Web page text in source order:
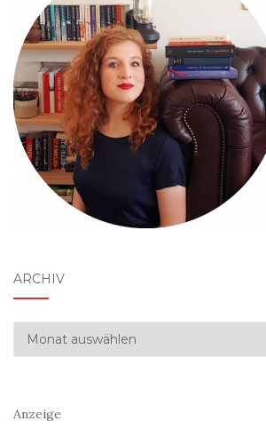
ARCHIV
Archiv
Anzeige